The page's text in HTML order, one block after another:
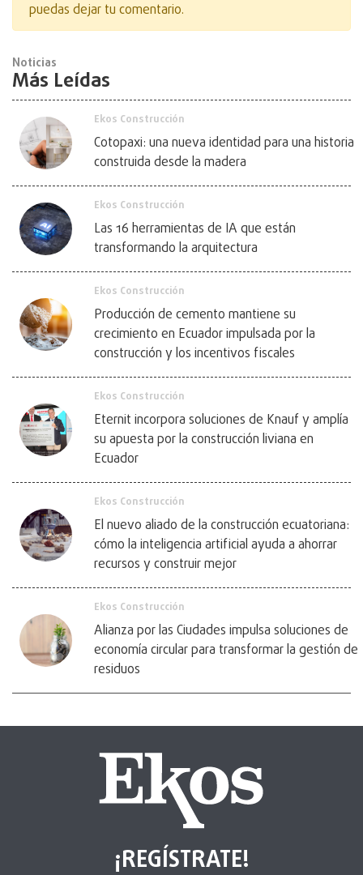
puedas dejar tu comentario.
Noticias
Más Leídas
Ekos Construcción
Cotopaxi: una nueva identidad para una historia
construida desde la madera
Ekos Construcción
Las 16 herramientas de IA que están
transformando la arquitectura
Ekos Construcción
Producción de cemento mantiene su
crecimiento en Ecuador impulsada por la
construcción y los incentivos fiscales
Ekos Construcción
Eternit incorpora soluciones de Knauf y amplía
su apuesta por la construcción liviana en
Ecuador
Ekos Construcción
El nuevo aliado de la construcción ecuatoriana:
cómo la inteligencia artificial ayuda a ahorrar
recursos y construir mejor
Ekos Construcción
Alianza por las Ciudades impulsa soluciones de
economía circular para transformar la gestión de
residuos
¡REGÍSTRATE!